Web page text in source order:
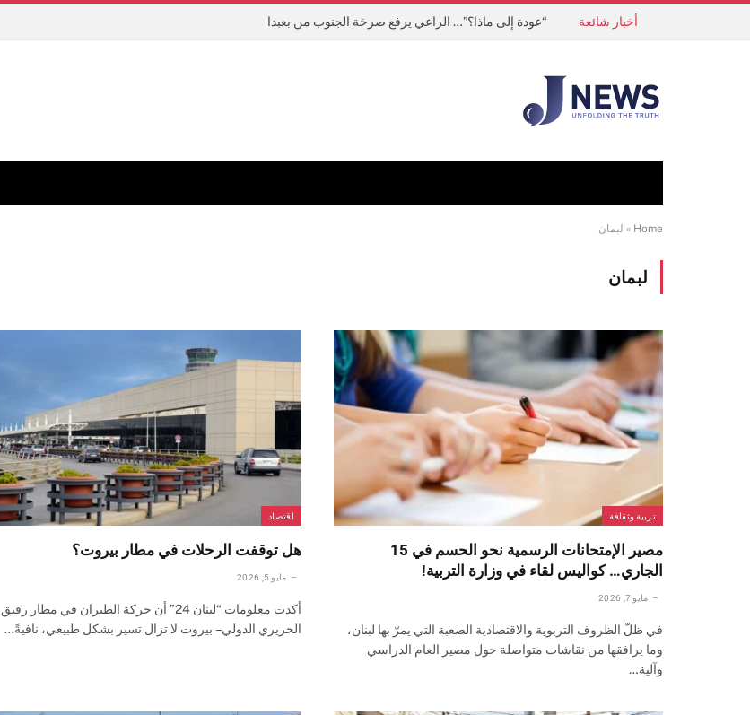
أخبار شائعة “عودة إلى ماذا؟”… الراعي يرفع صرخة الجنوب من بعبدا
Home
» لبمان
لبمان
تربية وثقافة
مصير الإمتحانات الرسمية نحو الحسم في 15
الجاري… كواليس لقاء في وزارة التربية!
مايو 7, 2026
في ظلّ الظروف التربوية والاقتصادية الصعبة التي يمرّ بها لبنان،
وما يرافقها من نقاشات متواصلة حول مصير العام الدراسي
وآلية…
اقتصاد
هل توقفت الرحلات في مطار بيروت؟
مايو 5, 2026
أكدت معلومات “لبنان 24” أن حركة الطيران في مطار رفيق
الحريري الدولي – بيروت لا تزال تسير بشكل طبيعي، نافيةً…